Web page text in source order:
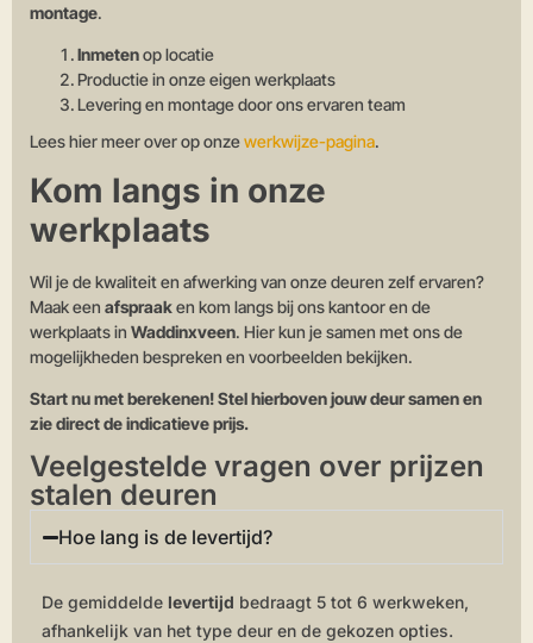
montage.
Inmetenop locatie
Productie in onze eigen werkplaats
Levering en montage door ons ervaren team
Lees hier meer over op onzewerkwijze-pagina.
Kom langs in onze
werkplaats
Wil je de kwaliteit en afwerking van onze deuren zelf ervaren?
Maak een afspraaken kom langs bij ons kantoor en de
werkplaats in Waddinxveen. Hier kun je samen met ons de
mogelijkheden bespreken en voorbeelden bekijken.
Start nu met berekenen! Stel hierboven jouw deur samen en
zie direct de indicatieve prijs.
Veelgestelde vragen over prijzen
stalen deuren
Hoe lang is de levertijd?
De gemiddelde levertijd bedraagt 5 tot 6 werkweken,
afhankelijk van het type deur en de gekozen opties.